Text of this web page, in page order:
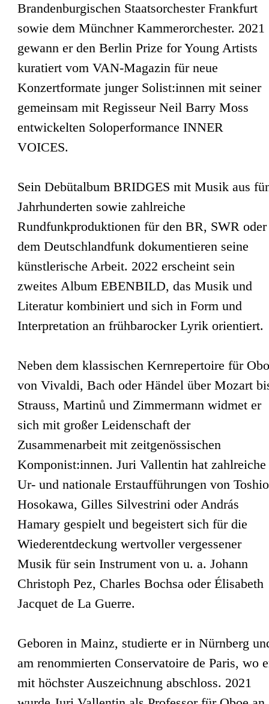
Brandenburgischen Staatsorchester Frankfurt
sowie dem Münchner Kammerorchester. 2021
gewann er den Berlin Prize for Young Artists
kuratiert vom VAN-Magazin für neue
Konzertformate junger Solist:innen mit seiner
gemeinsam mit Regisseur Neil Barry Moss
entwickelten Soloperformance INNER
VOICES.
Sein Debütalbum BRIDGES mit Musik aus
Jahrhunderten sowie zahlreiche
Rundfunkproduktionen für den BR, SWR oder
dem Deutschlandfunk dokumentieren seine
künstlerische Arbeit. 2022 erscheint sein
zweites Album EBENBILD, das Musik und
Literatur kombiniert und sich in Form und
Interpretation an frühbarocker Lyrik orientiert.
Neben dem klassischen Kernrepertoire für
von Vivaldi, Bach oder Händel über Mozart
Strauss, Martinů und Zimmermann widmet er
sich mit großer Leidenschaft der
Zusammenarbeit mit zeitgenössischen
Komponist:innen. Juri Vallentin hat zahlreiche
Ur- und nationale Erstaufführungen von Toshio
Hosokawa, Gilles Silvestrini oder András
Hamary gespielt und begeistert sich für die
Wiederentdeckung wertvoller vergessener
Musik für sein Instrument von u. a. Johann
Christoph Pez, Charles Bochsa oder Élisabeth
Jacquet de La Guerre.
Geboren in Mainz, studierte er in Nürnberg
am renommierten Conservatoire de Paris, wo
mit höchster Auszeichnung abschloss. 2021